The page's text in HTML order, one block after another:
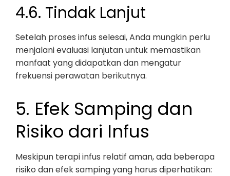
4.6. Tindak Lanjut
Setelah proses infus selesai, Anda mungkin perlu
menjalani evaluasi lanjutan untuk memastikan
manfaat yang didapatkan dan mengatur
frekuensi perawatan berikutnya.
5. Efek Samping dan
Risiko dari Infus
Meskipun terapi infus relatif aman, ada beberapa
risiko dan efek samping yang harus diperhatikan: